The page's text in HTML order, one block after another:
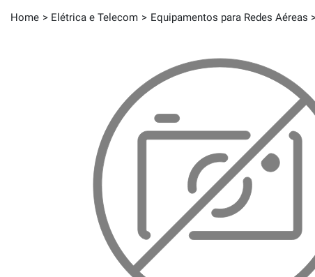
Home Elétrica e Telecom Equipamentos para Redes Aéreas